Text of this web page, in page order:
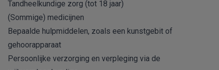
Tandheelkundige zorg (tot 18 jaar)
(Sommige) medicijnen
Bepaalde hulpmiddelen, zoals een kunstgebit of
gehoorapparaat
Persoonlijke verzorging en verpleging via de